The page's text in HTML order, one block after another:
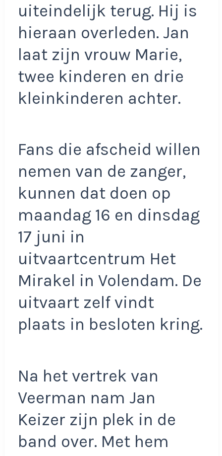
uiteindelijk terug. Hij is
hieraan overleden. Jan
laat zijn vrouw Marie,
twee kinderen en drie
kleinkinderen achter.
Fans die afscheid willen
nemen van de zanger,
kunnen dat doen op
maandag 16 en dinsdag
17 juni in
uitvaartcentrum Het
Mirakel in Volendam. De
uitvaart zelf vindt
plaats in besloten kring.
Na het vertrek van
Veerman nam Jan
Keizer zijn plek in de
band over. Met hem